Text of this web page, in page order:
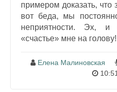
примером доказать,
вот беда, мы
неприятности. Эх, и
«счастье» мне на
Елена Малиновская